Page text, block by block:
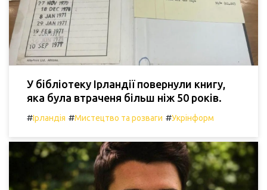
У бібліотеку Ірландії повернули книгу,
яка була втраченя більш ніж 50 років.
#Ірландія #Мистецтво та розваги #Укрінформ